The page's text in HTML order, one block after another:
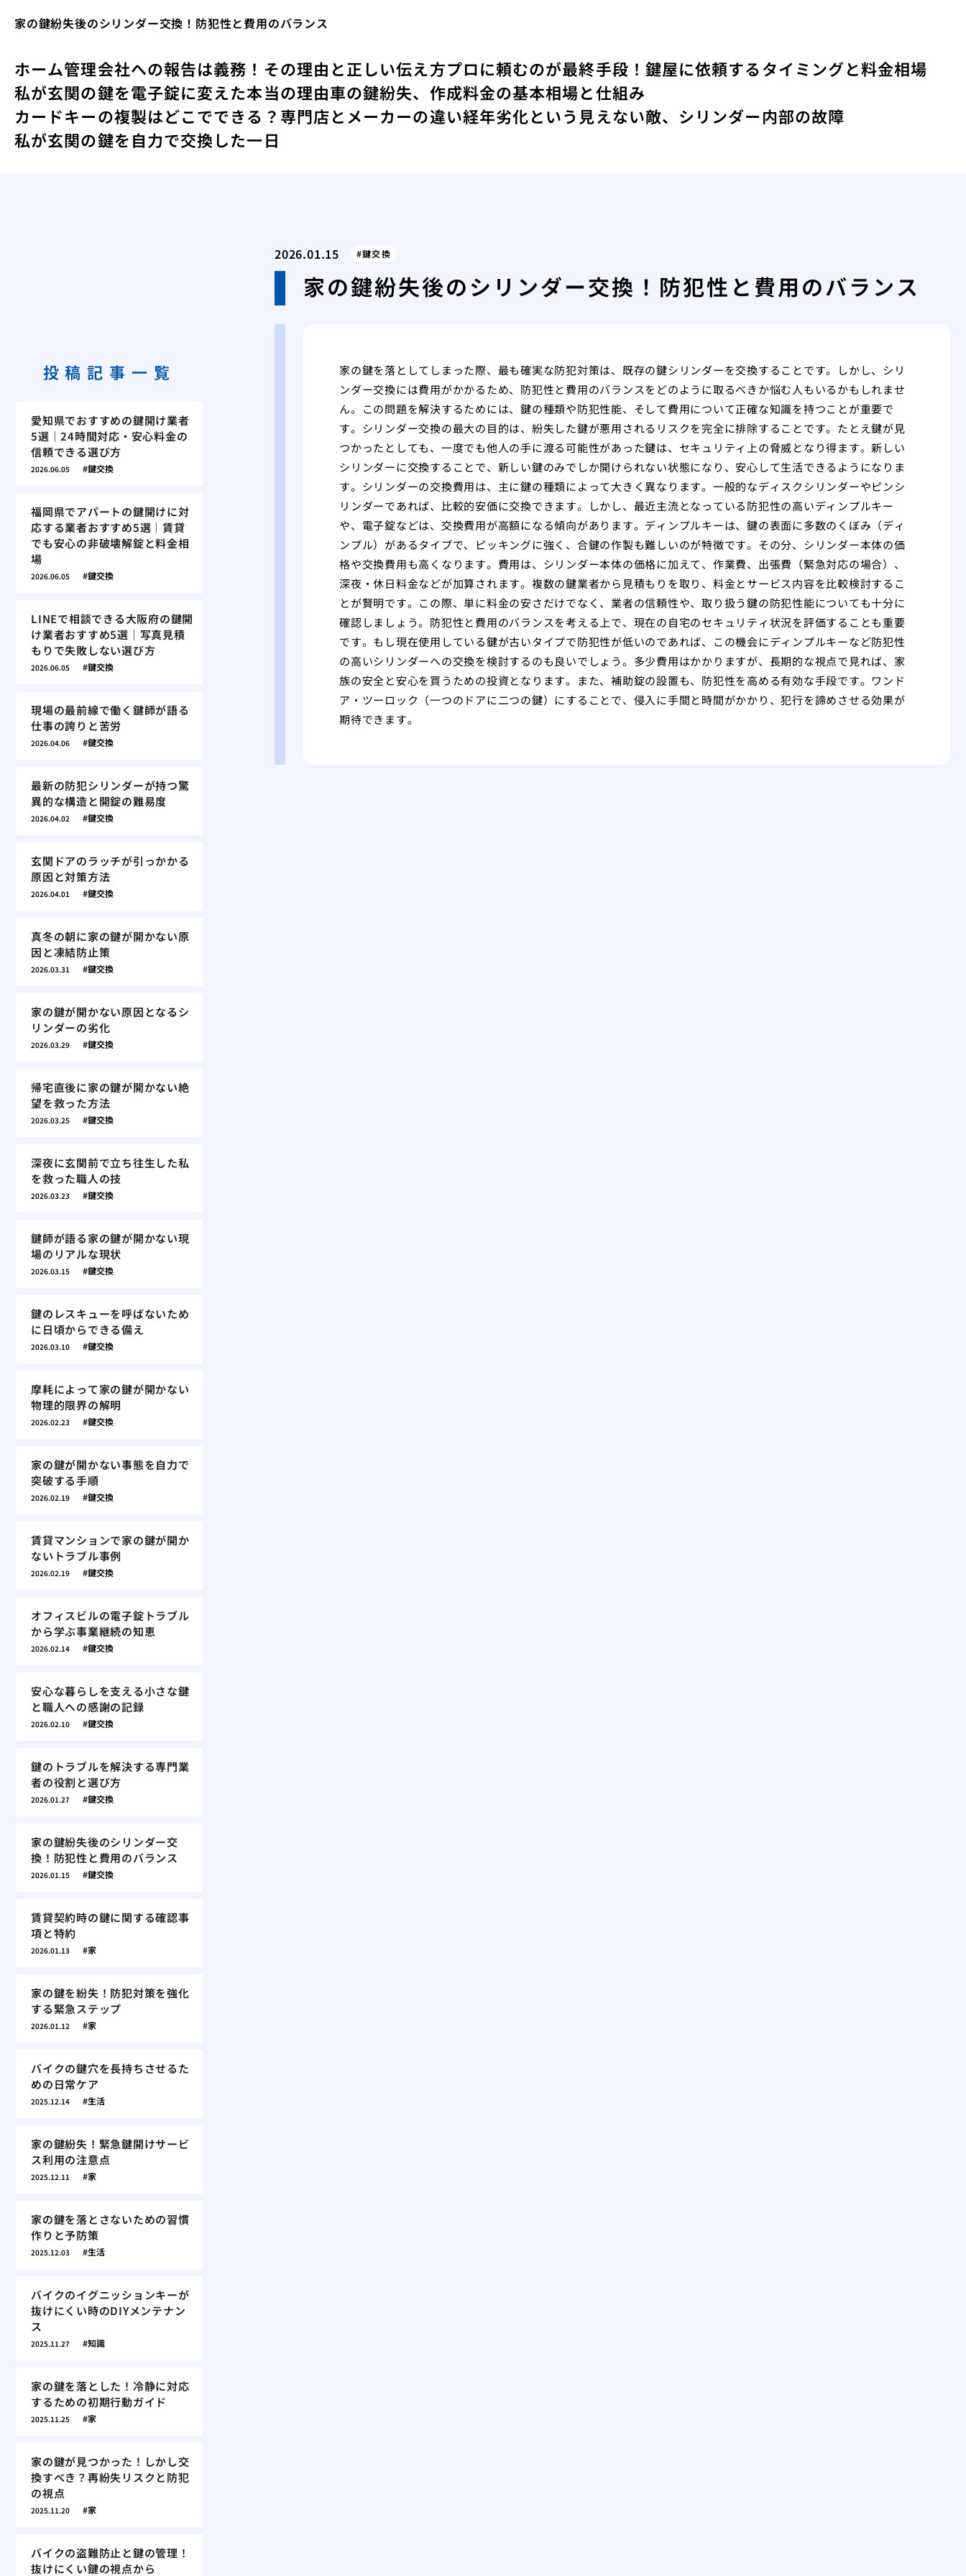
家の鍵紛失後のシリンダー交換！防犯性と費用のバランス
ホーム管理会社への報告は義務！その理由と正しい伝え方プロに頼むのが最終手段！鍵屋に依頼するタイミングと料金相場
私が玄関の鍵を電子錠に変えた本当の理由車の鍵紛失、作成料金の基本相場と仕組み
カードキーの複製はどこでできる？専門店とメーカーの違い経年劣化という見えない敵、シリンダー内部の故障
私が玄関の鍵を自力で交換した一日
2026.01.15 鍵交換
家の鍵紛失後のシリンダー交換！防犯性と費用のバランス
家の鍵を落としてしまった際、最も確実な防犯対策は、既存の鍵シリンダーを交換することです。しかし、シリ
ンダー交換には費用がかかるため、防犯性と費用のバランスをどのように取るべきか悩む人もいるかもしれませ
ん。この問題を解決するためには、鍵の種類や防犯性能、そして費用について正確な知識を持つことが重要で
す。シリンダー交換の最大の目的は、紛失した鍵が悪用されるリスクを完全に排除することです。たとえ鍵が見
つかったとしても、一度でも他人の手に渡る可能性があった鍵は、セキュリティ上の脅威となり得ます。新しい
シリンダーに交換することで、新しい鍵のみでしか開けられない状態になり、安心して生活できるようになりま
す。シリンダーの交換費用は、主に鍵の種類によって大きく異なります。一般的なディスクシリンダーやピンシ
リンダーであれば、比較的安価に交換できます。しかし、最近主流となっている防犯性の高いディンプルキー
や、電子錠などは、交換費用が高額になる傾向があります。ディンプルキーは、鍵の表面に多数のくぼみ（ディ
ンプル）があるタイプで、ピッキングに強く、合鍵の作製も難しいのが特徴です。その分、シリンダー本体の価
格や交換費用も高くなります。費用は、シリンダー本体の価格に加えて、作業費、出張費（緊急対応の場合）、
深夜・休日料金などが加算されます。複数の鍵業者から見積もりを取り、料金とサービス内容を比較検討するこ
とが賢明です。この際、単に料金の安さだけでなく、業者の信頼性や、取り扱う鍵の防犯性能についても十分に
確認しましょう。防犯性と費用のバランスを考える上で、現在の自宅のセキュリティ状況を評価することも重要
です。もし現在使用している鍵が古いタイプで防犯性が低いのであれば、この機会にディンプルキーなど防犯性
の高いシリンダーへの交換を検討するのも良いでしょう。多少費用はかかりますが、長期的な視点で見れば、家
族の安全と安心を買うための投資となります。また、補助錠の設置も、防犯性を高める有効な手段です。ワンド
ア・ツーロック（一つのドアに二つの鍵）にすることで、侵入に手間と時間がかかり、犯行を諦めさせる効果が
期待できます。
投稿記事一覧
愛知県でおすすめの鍵開け業者
5選｜24時間対応・安心料金の
信頼できる選び方
2026.06.05 鍵交換
福岡県でアパートの鍵開けに対
応する業者おすすめ5選｜賃貸
でも安心の非破壊解錠と料金相
場
2026.06.05 鍵交換
LINEで相談できる大阪府の鍵開
け業者おすすめ5選｜写真見積
もりで失敗しない選び方
2026.06.05 鍵交換
現場の最前線で働く鍵師が語る
仕事の誇りと苦労
2026.04.06 鍵交換
最新の防犯シリンダーが持つ驚
異的な構造と開錠の難易度
2026.04.02 鍵交換
玄関ドアのラッチが引っかかる
原因と対策方法
2026.04.01 鍵交換
真冬の朝に家の鍵が開かない原
因と凍結防止策
2026.03.31 鍵交換
家の鍵が開かない原因となるシ
リンダーの劣化
2026.03.29 鍵交換
帰宅直後に家の鍵が開かない絶
望を救った方法
2026.03.25 鍵交換
深夜に玄関前で立ち往生した私
を救った職人の技
2026.03.23 鍵交換
鍵師が語る家の鍵が開かない現
場のリアルな現状
2026.03.15 鍵交換
鍵のレスキューを呼ばないため
に日頃からできる備え
2026.03.10 鍵交換
摩耗によって家の鍵が開かない
物理的限界の解明
2026.02.23 鍵交換
家の鍵が開かない事態を自力で
突破する手順
2026.02.19 鍵交換
賃貸マンションで家の鍵が開か
ないトラブル事例
2026.02.19 鍵交換
オフィスビルの電子錠トラブル
から学ぶ事業継続の知恵
2026.02.14 鍵交換
安心な暮らしを支える小さな鍵
と職人への感謝の記録
2026.02.10 鍵交換
鍵のトラブルを解決する専門業
者の役割と選び方
2026.01.27 鍵交換
家の鍵紛失後のシリンダー交
換！防犯性と費用のバランス
2026.01.15 鍵交換
賃貸契約時の鍵に関する確認事
項と特約
2026.01.13 家
家の鍵を紛失！防犯対策を強化
する緊急ステップ
2026.01.12 家
バイクの鍵穴を長持ちさせるた
めの日常ケア
2025.12.14 生活
家の鍵紛失！緊急鍵開けサービ
ス利用の注意点
2025.12.11 家
家の鍵を落とさないための習慣
作りと予防策
2025.12.03 生活
バイクのイグニッションキーが
抜けにくい時のDIYメンテナン
ス
2025.11.27 知識
家の鍵を落とした！冷静に対応
するための初期行動ガイド
2025.11.25 家
家の鍵が見つかった！しかし交
換すべき？再紛失リスクと防犯
の視点
2025.11.20 家
バイクの盗難防止と鍵の管理！
抜けにくい鍵の視点から